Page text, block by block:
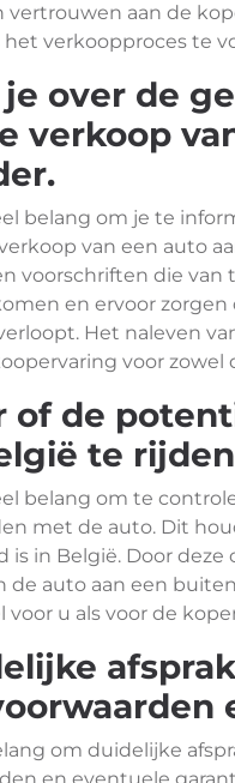
vertrouwen aan de
verkoopproces te
over de
verkoop
belang om je te
van een auto
voorschriften die
en ervoor
Het naleven
voor zowel
of de
te
belang om te
met de auto. Dit
is in België. Door
de auto aan een
voor u als voor de
om duidelijke